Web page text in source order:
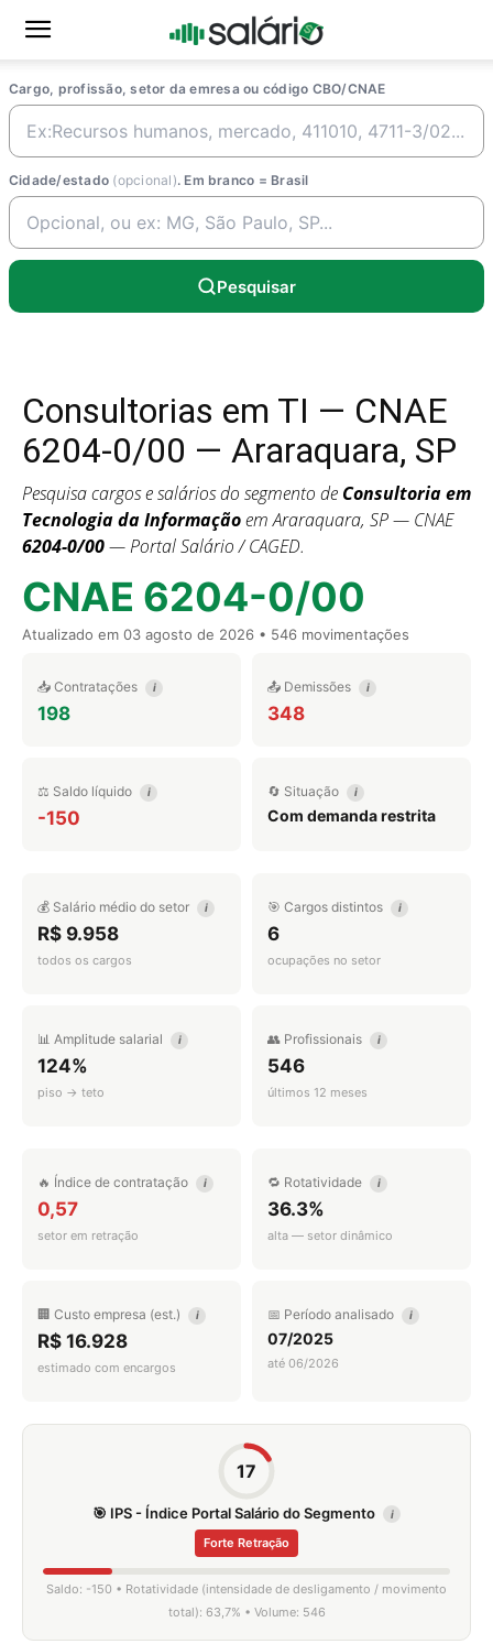
Cargo, profissão, setor da emresa ou código CBO/CNAE
Cidade/estado (opcional). Em branco = Brasil
Pesquisar
Consultorias em TI — CNAE
6204-0/00 — Araraquara, SP
Pesquisa cargos e salários do segmento de Consultoria em
Tecnologia da Informaçãoem Araraquara, SP — CNAE
6204-0/00— Portal Salário / CAGED.
CNAE 6204-0/00
Atualizado em 03 agosto de 2026 • 546 movimentações
📥 Contratações i
198
📤 Demissões i
348
⚖️ Saldo líquido i
-150
🔄 Situação i
Com demanda restrita
💰 Salário médio do setor i
R$ 9.958
todos os cargos
🎯 Cargos distintos i
6
ocupações no setor
📊 Amplitude salarial i
124%
piso → teto
👥 Profissionais i
546
últimos 12 meses
🔥 Índice de contratação i
0,57
setor em retração
🔁 Rotatividade i
36.3%
alta — setor dinâmico
🏢 Custo empresa (est.) i
R$ 16.928
estimado com encargos
📅 Período analisado i
07/2025
até 06/2026
17
🎯 IPS - Índice Portal Salário do Segmento i
Forte Retração
Saldo: -150 • Rotatividade (intensidade de desligamento / movimento
total): 63,7% • Volume: 546